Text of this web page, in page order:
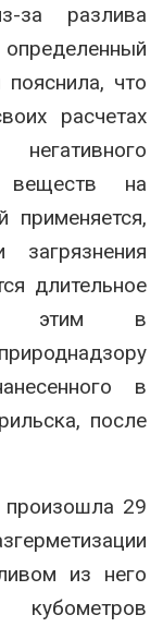
за разлива
что
расчетах
веществ на
длительное
этим в
в
после
29
из него